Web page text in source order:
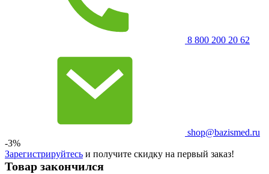
8 800 200 20 62
shop@bazismed.ru
-3%
Зарегистрируйтесь и получите скидку на первый заказ!
Товар закончился